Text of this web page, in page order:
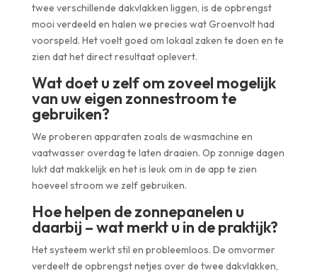
twee verschillende dakvlakken liggen, is de opbrengst
mooi verdeeld en halen we precies wat Groenvolt had
voorspeld. Het voelt goed om lokaal zaken te doen en te
zien dat het direct resultaat oplevert.
Wat doet u zelf om zoveel mogelijk
van uw eigen zonnestroom te
gebruiken?
We proberen apparaten zoals de wasmachine en
vaatwasser overdag te laten draaien. Op zonnige dagen
lukt dat makkelijk en het is leuk om in de app te zien
hoeveel stroom we zelf gebruiken.
Hoe helpen de zonnepanelen u
daarbij – wat merkt u in de praktijk?
Het systeem werkt stil en probleemloos. De omvormer
verdeelt de opbrengst netjes over de twee dakvlakken,